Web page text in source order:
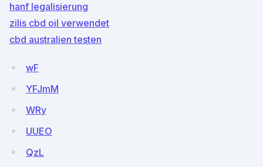
hanf legalisierung
zilis cbd oil verwendet
cbd australien testen
wF
YFJmM
WRy
UUEO
QzL